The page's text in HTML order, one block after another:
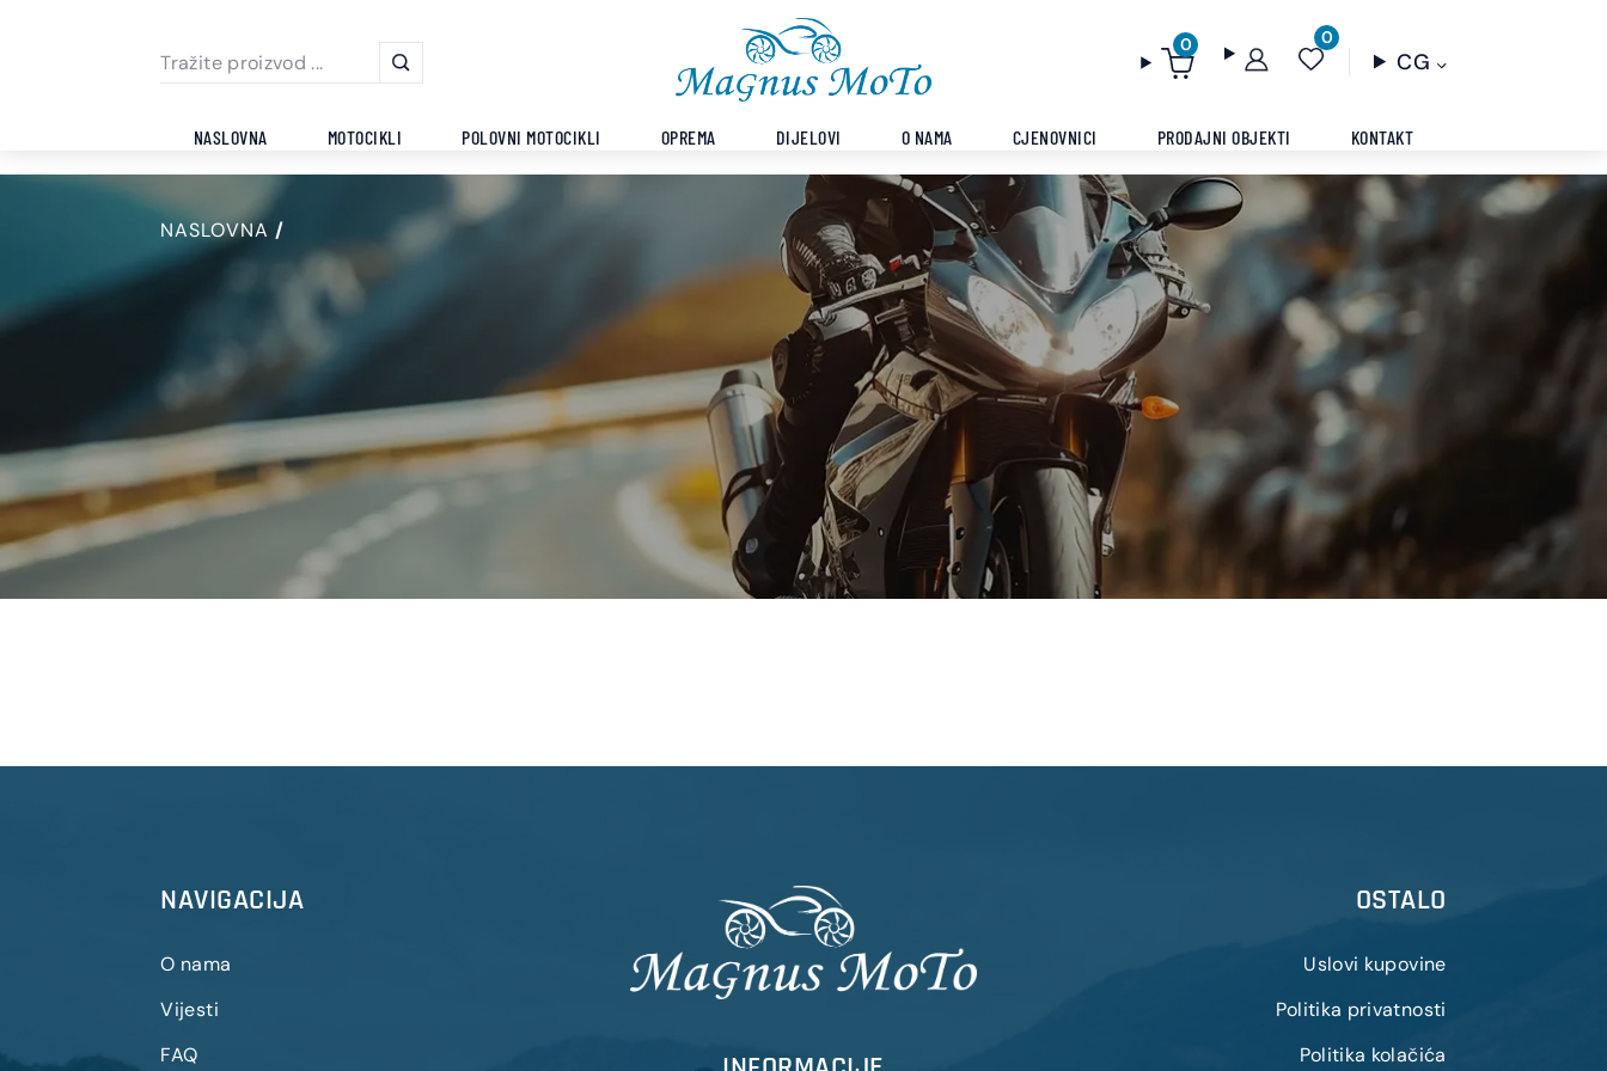
0 0
CG
NASLOVNA MOTOCIKLI POLOVNI MOTOCIKLI OPREMA DIJELOVI O NAMA CJENOVNICI PRODAJNI OBJEKTI KONTAKT
NASLOVNA
NAVIGACIJA
O nama
Vijesti
FAQ
OSTALO
Uslovi kupovine
Politika privatnosti
Politika kolačića